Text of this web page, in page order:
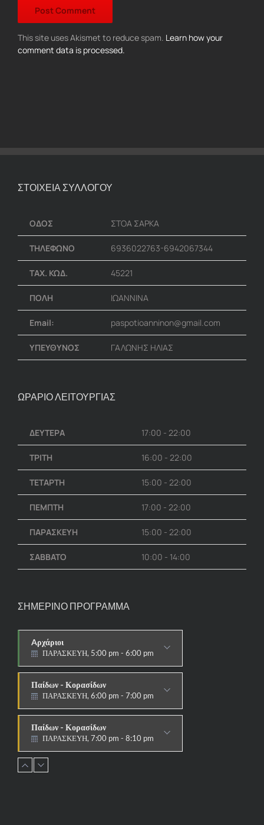
This site uses Akismet to reduce spam. Learn how your
comment data is processed.
ΣΤΟΙΧΕΙΑ ΣΥΛΛΟΓΟΥ
ΟΔΟΣ ΣΤΟΑ ΣΑΡΚΑ
ΤΗΛΕΦΩΝΟ 6936022763-6942067344
ΤΑΧ. ΚΩΔ. 45221
ΠΟΛΗ ΙΩΑΝΝΙΝΑ
Email: paspotioanninon@gmail.com
ΥΠΕΥΘΥΝΟΣ ΓΑΛΩΝΗΣ ΗΛΙΑΣ
ΩΡΑΡΙΟ ΛΕΙΤΟΥΡΓΙΑΣ
ΔΕΥΤΕΡΑ 17:00 - 22:00
ΤΡΙΤΗ 16:00 - 22:00
ΤΕΤΑΡΤΗ 15:00 - 22:00
ΠΕΜΠΤΗ 17:00 - 22:00
ΠΑΡΑΣΚΕΥΗ 15:00 - 22:00
ΣΑΒΒΑΤΟ 10:00 - 14:00
ΣΗΜΕΡΙΝΟ ΠΡΟΓΡΑΜΜΑ
Aρχάριοι
ΠΑΡΑΣΚΕΥΗ, 5:00 pm - 6:00 pm
Παίδων - Κορασίδων
ΠΑΡΑΣΚΕΥΗ, 6:00 pm - 7:00 pm
Παίδων - Κορασίδων
ΠΑΡΑΣΚΕΥΗ, 7:00 pm - 8:10 pm
Εφήβων - Νεανίδων